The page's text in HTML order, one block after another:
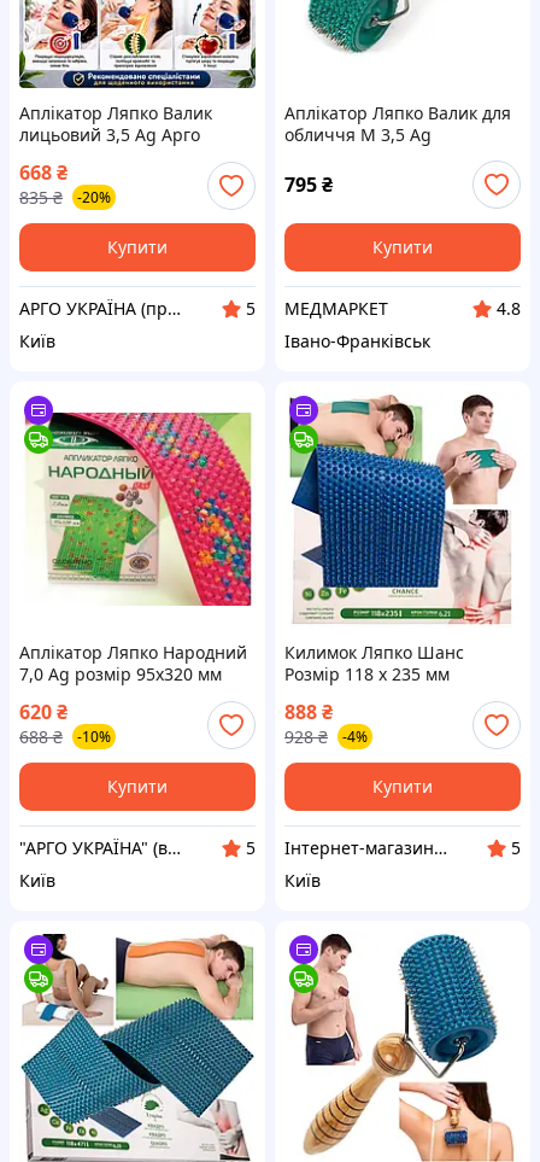
Аплікатор Ляпко Валик
лицьовий 3,5 Ag Арго
обличчя, зморшки, ліфтинг,
для масажу дітей
668₴
835 ₴ -20%
Купити
АРГО УКРАЇНА (препарати Ad Medicine США, Біоліт, Літовіт, Ем курунга, Аплікатори Ляпко)
5
Київ
Аплікатор Ляпко Валик для
обличчя М 3,5 Ag
795₴
Купити
МЕДМАРКЕТ
4.8
Івано-Франківськ
Аплікатор Ляпко Народний
7,0 Ag розмір 95х320 мм
(для суглобів, хребта, знімає
біль, остеохондроз)
620₴
688 ₴ -10%
Купити
"АРГО УКРАЇНА" (вітаміни Ad Medicine США, Біоліт, Літовіт, Курунга, Рициніол, Аплікатори ЛЯПКО)
5
Київ
Килимок Ляпко Шанс
Розмір 118 х 235 мм
Масажний Для Спини, Рук,
Ніг 6,2 Ag Синій
888₴
928 ₴ -4%
Купити
Інтернет-магазин АРГО
5
Київ